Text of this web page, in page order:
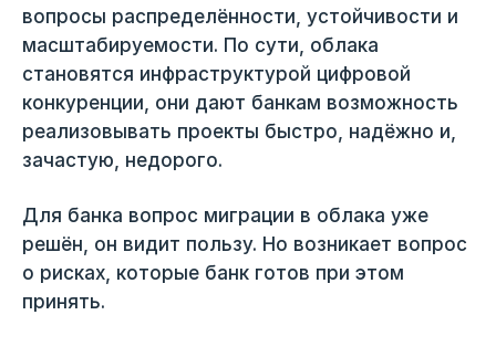
вопросы распределённости, устойчивости и
масштабируемости. По сути, облака
становятся инфраструктурой цифровой
конкуренции, они дают банкам возможность
реализовывать проекты быстро, надёжно и,
зачастую, недорого.
Для банка вопрос миграции в облака уже
решён, он видит пользу. Но возникает вопрос
о рисках, которые банк готов при этом
принять.